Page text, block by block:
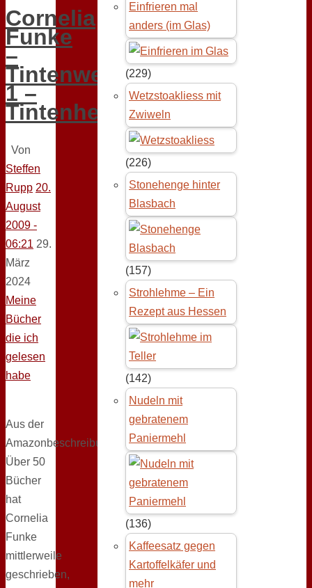
Cornelia
Funke
–
Tintenwelt
1 –
Tintenherz
Von
Steffen
Rupp 20.
August
2009 -
06:21 29.
März
2024
Meine
Bücher
die ich
gelesen
habe
Aus der
Amazonbeschreibung:
Über 50
Bücher
hat
Cornelia
Funke
mittlerweile
geschrieben,
Einfrieren mal
anders (im Glas)
(229)
Wetzstoakliess mit
Zwiweln
(226)
Stonehenge hinter
Blasbach
(157)
Strohlehme – Ein
Rezept aus Hessen
(142)
Nudeln mit
gebratenem
Paniermehl
(136)
Kaffeesatz gegen
Kartoffelkäfer und
mehr